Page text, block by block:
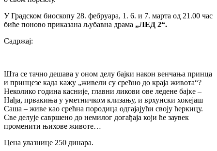
У Градском биоскопу 28. фебруара, 1. 6. и 7. марта од 21.00 час
биће поново приказана љубавна драма „ЛЕД 2“.
Садржај:
Шта се тачно дешава у оном делу бајки након венчања принца
и принцезе када кажу „живели су срећно до краја живота“?
Неколико година касније, главни ликови ове ледене бајке –
Нађа, првакиња у уметничком клизању, и врхунски хокејаш
Саша – живе као срећна породица одгајајући своју ћеркицу.
Све делује савршено до немилог догађаја који ће заувек
променити њихове животе…
Цена улазнице 250 динара.